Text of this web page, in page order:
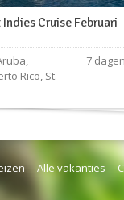
Indies Cruise Februari
,
Rico, St.
7 dagen
Alle vakanties